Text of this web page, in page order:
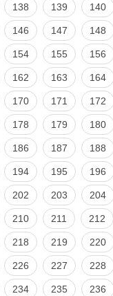
138 139 140
146 147 148
154 155 156
162 163 164
170 171 172
178 179 180
186 187 188
194 195 196
202 203 204
210 211 212
218 219 220
226 227 228
234 235 236